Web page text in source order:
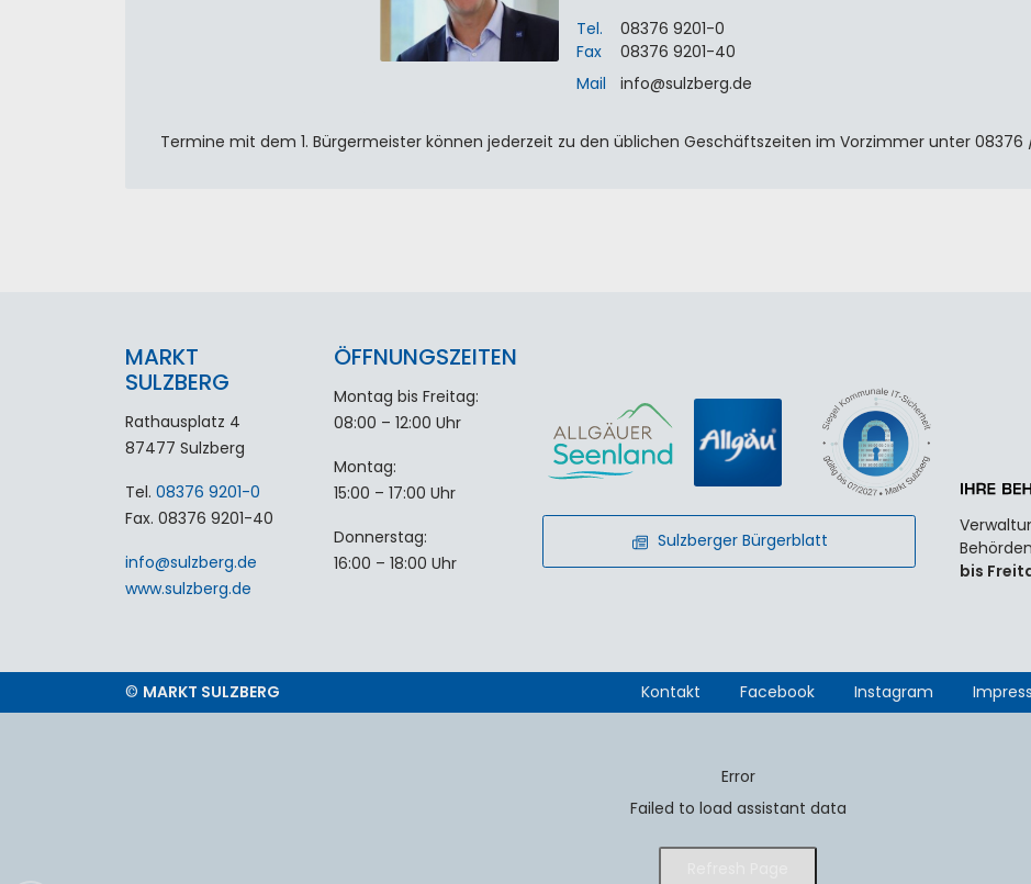
Tel.
08376 9201-0
Fax
08376 9201-40
Mail
info@sulzberg.de
Termine mit dem 1. Bürgermeister können jederzeit zu den üblichen Geschäftszeiten im Vorzimmer unter 08376
MARKT
SULZBERG
Rathausplatz 4
87477 Sulzberg
Tel. 08376 9201-0
Fax. 08376 9201-40
info@sulzberg.de
www.sulzberg.de
ÖFFNUNGSZEITEN
Montag bis Freitag:
08:00 – 12:00 Uhr
Montag:
15:00 – 17:00 Uhr
Donnerstag:
16:00 – 18:00 Uhr
Sulzberger Bürgerblatt
bis
© MARKT SULZBERG Kontakt Facebook Instagram
Error
Failed to load assistant data